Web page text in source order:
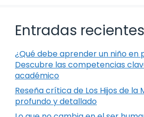
Entradas recientes
¿Qué debe aprender un niño en
Descubre las competencias
académico
Reseña crítica de Los Hijos de la
profundo y detallado